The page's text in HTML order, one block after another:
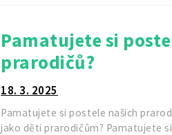
Pamatujete si
prarodičů?
18. 3. 2025
Pamatujete si postele našich
jako děti prarodičům? Pamatujete